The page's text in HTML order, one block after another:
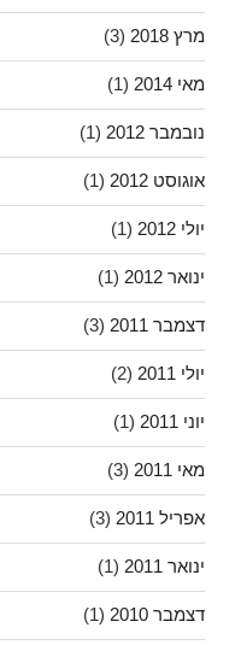
מרץ 2018 (3)
מאי 2014 (1)
נובמבר 2012 (1)
אוגוסט 2012 (1)
יולי 2012 (1)
ינואר 2012 (1)
דצמבר 2011 (3)
יולי 2011 (2)
יוני 2011 (1)
מאי 2011 (3)
אפריל 2011 (3)
ינואר 2011 (1)
דצמבר 2010 (1)